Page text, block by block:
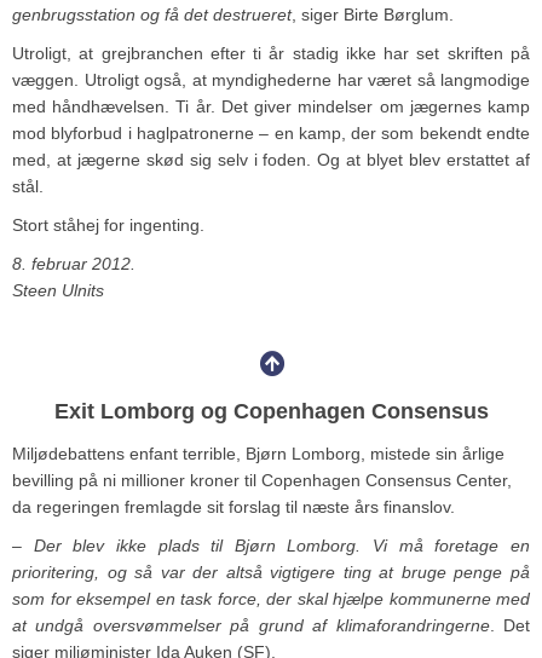
genbrugsstation og få det destrueret, siger Birte Børglum.
Utroligt, at grejbranchen efter ti år stadig ikke har set skriften på
væggen. Utroligt også, at myndighederne har været så langmodige
med håndhævelsen. Ti år. Det giver mindelser om jægernes kamp
mod blyforbud i haglpatronerne – en kamp, der som bekendt endte
med, at jægerne skød sig selv i foden. Og at blyet blev erstattet af
stål.
Stort ståhej for ingenting.
8. februar 2012.
Steen Ulnits
Exit Lomborg og Copenhagen Consensus
Miljødebattens enfant terrible, Bjørn Lomborg, mistede sin årlige
bevilling på ni millioner kroner til Copenhagen Consensus Center,
da regeringen fremlagde sit forslag til næste års finanslov.
– Der blev ikke plads til Bjørn Lomborg. Vi må foretage en
prioritering, og så var der altså vigtigere ting at bruge penge på
som for eksempel en task force, der skal hjælpe kommunerne med
at undgå oversvømmelser på grund af klimaforandringerne. Det
siger miljøminister Ida Auken (SF).